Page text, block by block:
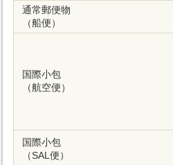
通常郵便物
（船便）
国際小包
（航空便）
国際小包
（SAL便）